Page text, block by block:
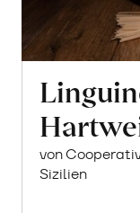
von
Sizilien